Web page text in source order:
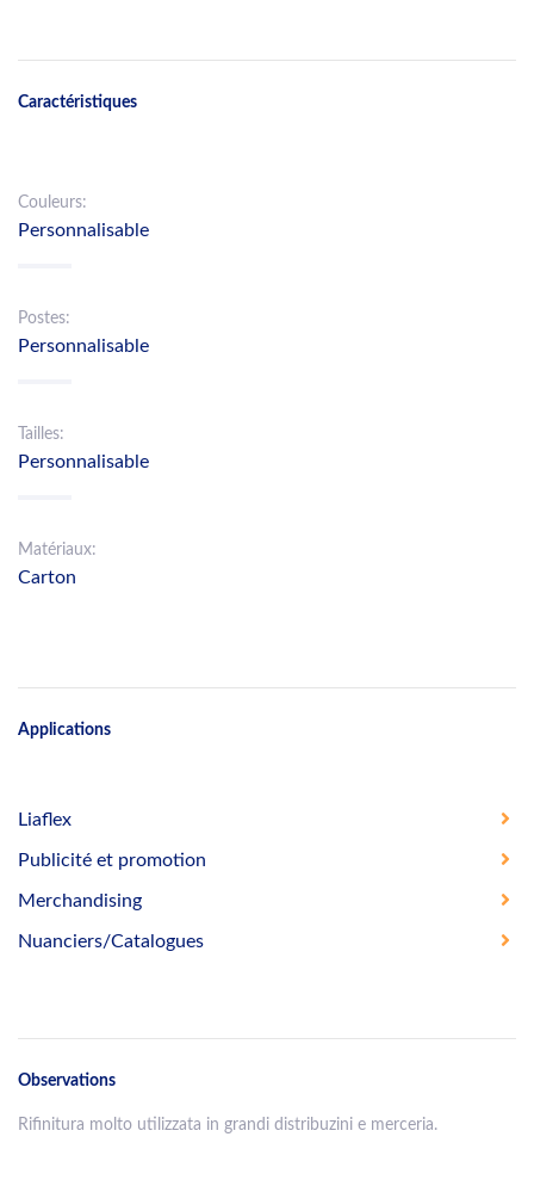
Caractéristiques
Couleurs:
Personnalisable
Postes:
Personnalisable
Tailles:
Personnalisable
Matériaux:
Carton
Applications
Liaflex
Publicité et promotion
Merchandising
Nuanciers/Catalogues
Observations
Rifinitura molto utilizzata in grandi distribuzini e merceria.